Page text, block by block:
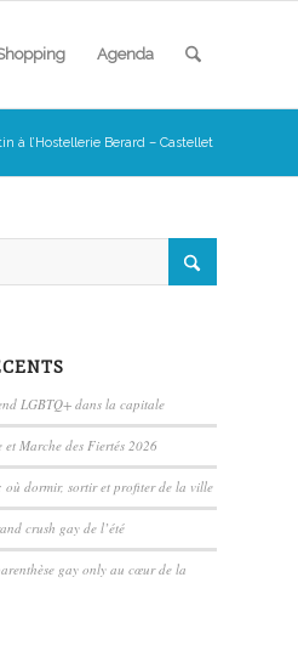
Agenda
à l’Hostellerie Berard – Castellet
LGBTQ+ dans la capitale
Marche des Fiertés 2026
où dormir, sortir et profiter de la ville
crush gay de l’été
gay only au cœur de la